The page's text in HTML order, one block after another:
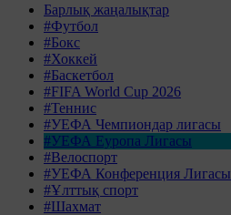
Барлық жаңалықтар
#Футбол
#Бокс
#Хоккей
#Баскетбол
#FIFA World Cup 2026
#Теннис
#УЕФА Чемпиондар лигасы
#УЕФА Еуропа Лигасы
#Велоспорт
#УЕФА Конференция Лигасы
#Ұлттық спорт
#Шахмат